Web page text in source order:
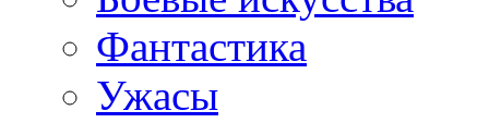
Фантастика
Ужасы